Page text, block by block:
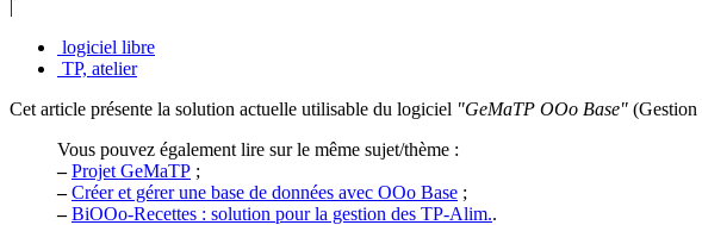
|
logiciel libre
TP, atelier
Cet article présente la solution actuelle utilisable du logiciel "GeMaTP OOo Base" (Gestion
Vous pouvez également lire sur le même sujet/thème :
– Projet GeMaTP ;
– Créer et gérer une base de données avec OOo Base ;
– BiOOo-Recettes : solution pour la gestion des TP-Alim..